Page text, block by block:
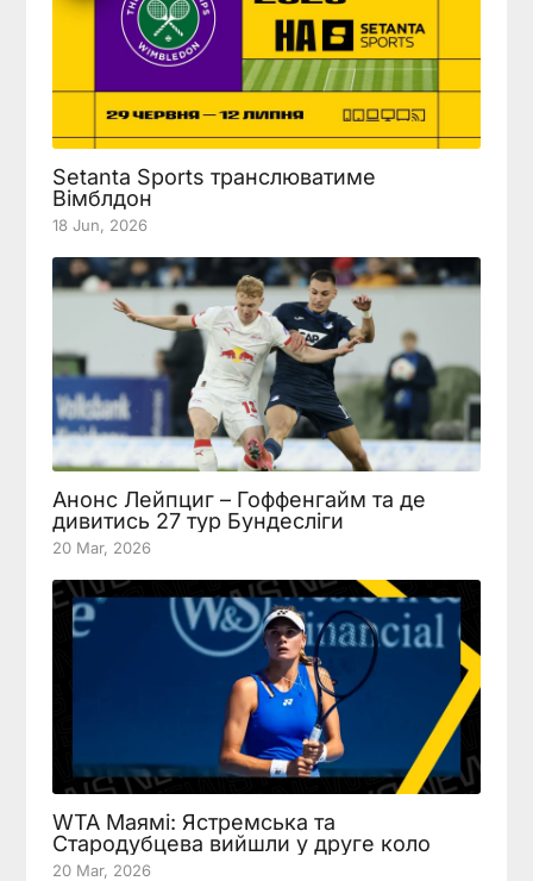
Setanta Sports транслюватиме
Вімблдон
18 Jun, 2026
Анонс Лейпциг – Гоффенгайм та де
дивитись 27 тур Бундесліги
20 Mar, 2026
WTA Маямі: Ястремська та
Стародубцева вийшли у друге коло
20 Mar, 2026